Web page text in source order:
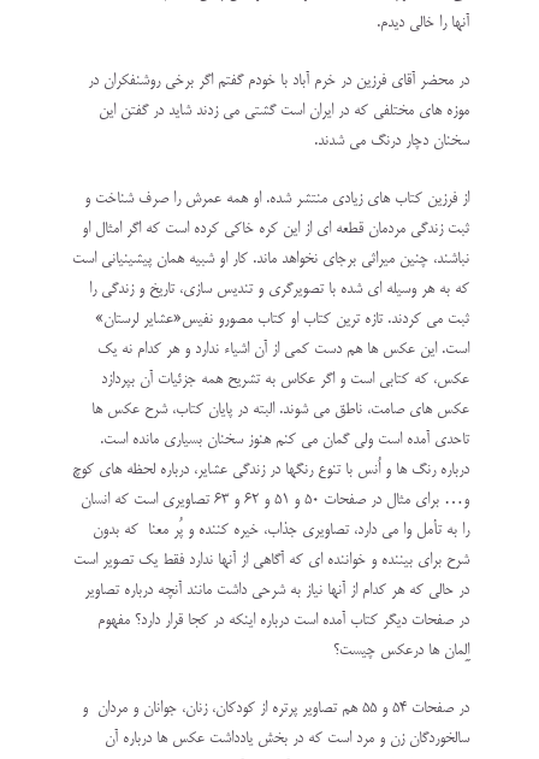
آنها را خالی دیدم.
در محضر آقای فرزین در خرم آباد با خودم گفتم اگر برخی روشنفکران در
موزه های مختلفی که در ایران است گشتی می زدند شاید در گفتن این
سخنان دچار درنگ می شدند.‌
از فرزین کتاب های زیادی منتشر شده. او همه عمرش را صرف شناخت و
ثبت زندگی مردمان قطعه ای از این کره خاکی کرده است که اگر امثال او
نباشند، چنین میراثی برجای نخواهد ماند. کار او شبیه همان پیشینیانی است
که به هر وسیله ای شده با تصویرگری و تندیس سازی، تاریخ و زندگی را
ثبت می کردند. تازه ترین کتاب او کتاب مصورو نفیس«عشایر لرستان»
است. این عکس ها هم دست کمی از آن اشیاء ندارد و هر کدام نه یک
عکس، که کتابی است و اگر عکاس به تشریح همه ‌جزئیات آن بپردازد
عکس های صامت، ناطق می شوند. البته در پایان کتاب، شرح عکس ها
تاحدی آمده است ولی گمان می کنم هنوز سخنان بسیاری مانده است.
درباره رنگ ها و اُنس با تنوع رنگها در زندگی عشایر، درباره لحظه های کوچ
و… برای مثال در صفحات ۵۰ و ۵۱ و ۶۲ و ۶۳ تصاویری است که انسان
را به تأمل وا می دارد، تصاویری جذاب، خیره کننده و پُر معنا که بدون
شرح برای بیننده و خواننده ای که آگاهی از آنها ندارد فقط یک تصویر است
در حالی که هر کدام از آنها نیاز به شرحی داشت مانند آنچه درباره تصاویر
در صفحات دیگر کتاب آمده است درباره اینکه در کجا قرار دارد؟ مفهوم
اِلِمان ها درعکس چیست؟
در صفحات ۵۴ و ۵۵ هم تصاویر پرتره از کودکان، زنان، جوانان و مردان و
سالخوردگان زن و مرد است که در بخش یادداشت عکس ها درباره آن